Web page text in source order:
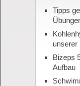
Tipps
unserer
Bizeps
Aufbau